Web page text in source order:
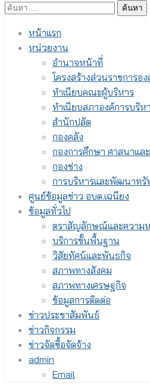
ค้นหา
หน้าแรก
หน่วยงาน
อำนาจหน้าที่
โครงสร้างส่วนราชการอ
ทำเนียบคณะผู้บริหาร
ทำเนียบสภาองค์การบริห
สำนักปลัด
กองคลัง
กองการศึกษา ศาสนาแ
กองช่าง
การบริหารและพัฒนาทรั
ศูนย์ข้อมูลข่าว อบต.เฉนียง
ข้อมูลทั่วไป
ตราสัญลักษณ์และความ
บริการขั้นพื้นฐาน
วิสัยทัศน์และพันธกิจ
สภาพทางสังคม
สภาพทางเศรษฐกิจ
ข้อมูลการติดต่อ
ข่าวประชาสัมพันธ์
ข่าวกิจกรรม
ข่าวจัดซื้อจัดจ้าง
admin
Email